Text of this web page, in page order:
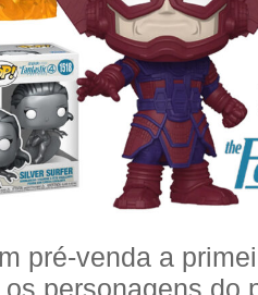
pré-venda a
os personagens do